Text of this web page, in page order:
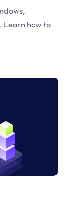
Learn how to